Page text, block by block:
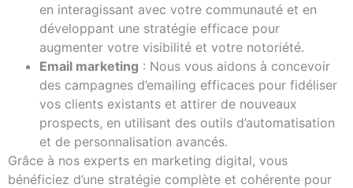
en interagissant avec votre communauté et en
développant une stratégie efficace pour
augmenter votre visibilité et votre notoriété.
Email marketing : Nous vous aidons à concevoir
des campagnes d’emailing efficaces pour fidéliser
vos clients existants et attirer de nouveaux
prospects, en utilisant des outils d’automatisation
et de personnalisation avancés.
Grâce à nos experts en marketing digital, vous
bénéficiez d’une stratégie complète et cohérente pour